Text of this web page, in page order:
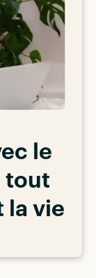
le
tout
la vie